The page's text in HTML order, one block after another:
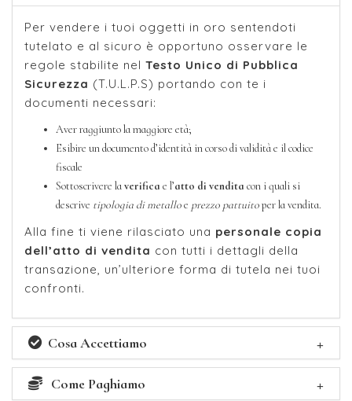
Per vendere i tuoi oggetti in oro sentendoti
tutelato e al sicuro è opportuno osservare le
regole stabilite nel Testo Unico di Pubblica
Sicurezza (T.U.L.P.S) portando con te i
documenti necessari:
Aver raggiunto la maggiore età;
Esibire un documento d’identità in corso di validità e il codice
fiscale
Sottoscrivere laverifica e l’atto di vendita con i quali si
descrive tipologia di metalloe prezzo pattuitoper la vendita.
Alla fine ti viene rilasciato una personale copia
dell’atto di vendita con tutti i dettagli della
transazione, un’ulteriore forma di tutela nei tuoi
confronti.
Cosa Accettiamo
Come Paghiamo